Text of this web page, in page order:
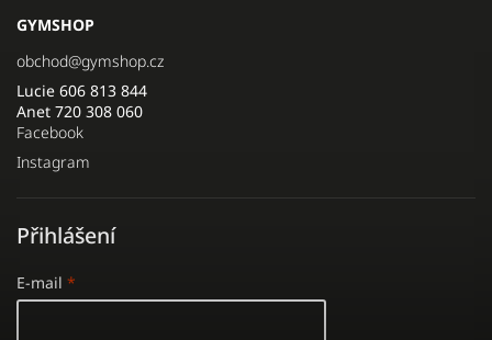
GYMSHOP
obchod@gymshop.cz
Lucie 606 813 844
Anet 720 308 060
Facebook
Instagram
Přihlášení
E-mail